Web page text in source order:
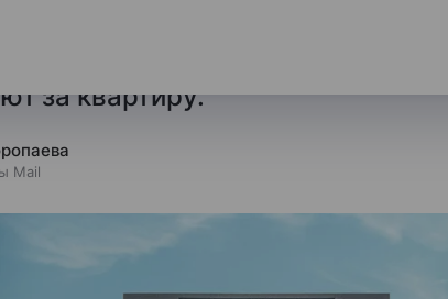
Аксененко в беседе с
за квартиру.
Mail